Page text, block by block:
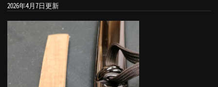
2026年4月7日更新